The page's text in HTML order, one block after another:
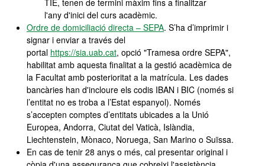
TIE, tenen de termini màxim fins a finalitzar
l'any d'inici del curs acadèmic.
Ordre de domiciliació directa – SEPA. S’ha d’imprimir i
signar i enviar a través del
portal https://sia.uab.cat, opció "Tramesa ordre SEPA",
habilitat amb aquesta finalitat a la gestió acadèmica de
la Facultat amb posterioritat a la matrícula. Les dades
bancàries han d'incloure els codis IBAN i BIC (només si
l’entitat no es troba a l’Estat espanyol). Només
s’accepten comptes d’entitats ubicades a la Unió
Europea, Andorra, Ciutat del Vaticà, Islàndia,
Liechtenstein, Mònaco, Noruega, San Marino o Suïssa.
En cas de tenir 28 anys o més, cal presentar original i